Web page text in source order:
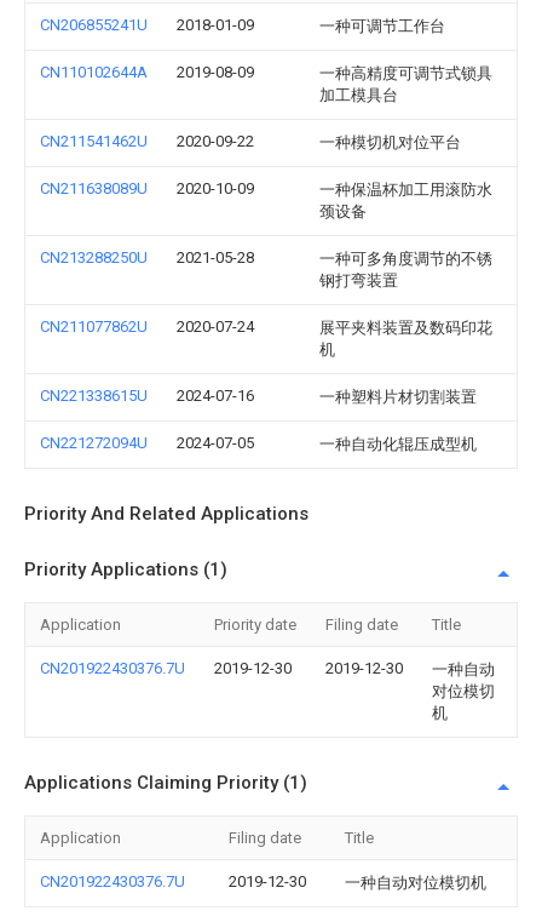
CN206855241U 2018-01-09 一种可调节工作台
CN110102644A 2019-08-09
一种高精度可调节式锁具
加工模具台
CN211541462U 2020-09-22 一种模切机对位平台
CN211638089U 2020-10-09
一种保温杯加工用滚防水
颈设备
CN213288250U 2021-05-28
一种可多角度调节的不锈
钢打弯装置
CN211077862U 2020-07-24
展平夹料装置及数码印花
机
CN221338615U 2024-07-16 一种塑料片材切割装置
CN221272094U 2024-07-05 一种自动化辊压成型机
Priority And Related Applications
Priority Applications (1)
Application Priority date Filing date Title
CN201922430376.7U 2019-12-30 2019-12-30
一种自动
对位模切
机
Applications Claiming Priority (1)
Application Filing date Title
CN201922430376.7U 2019-12-30 一种自动对位模切机